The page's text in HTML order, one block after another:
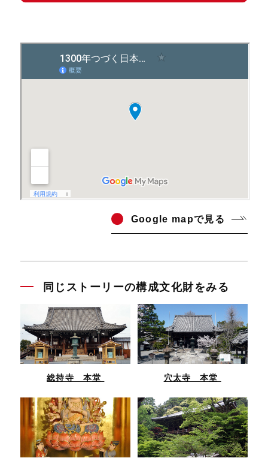
Google mapで見る
同じストーリーの構成文化財をみる
総持寺 本堂 穴太寺 本堂